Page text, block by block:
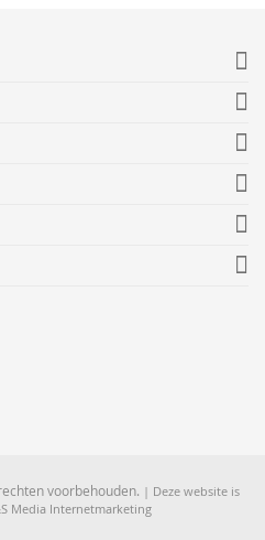
voorbehouden. | Deze website is
Media Internetmarketing